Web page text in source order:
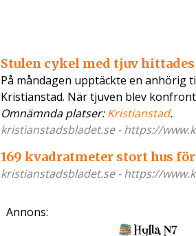
Stulen cykel med tjuv
På måndagen upptäckte en anhörig
Kristianstad. När tjuven blev
Omnämnda platser:Kristianstad.
kristianstadsbladet.se - https://
169 kvadratmeter stort hus
kristianstadsbladet.se - https://
Annons: